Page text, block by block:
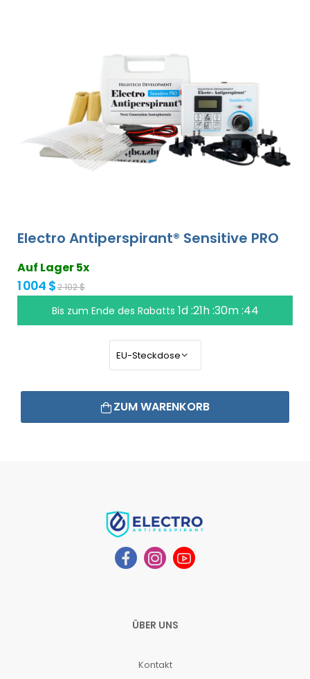
Electro Antiperspirant® Sensitive PRO
Auf Lager 5x
1 004 $2 102 $
Bis zum Ende des Rabatts1d :21h :30m :43
ZUM WARENKORB
ÜBER UNS
Kontakt